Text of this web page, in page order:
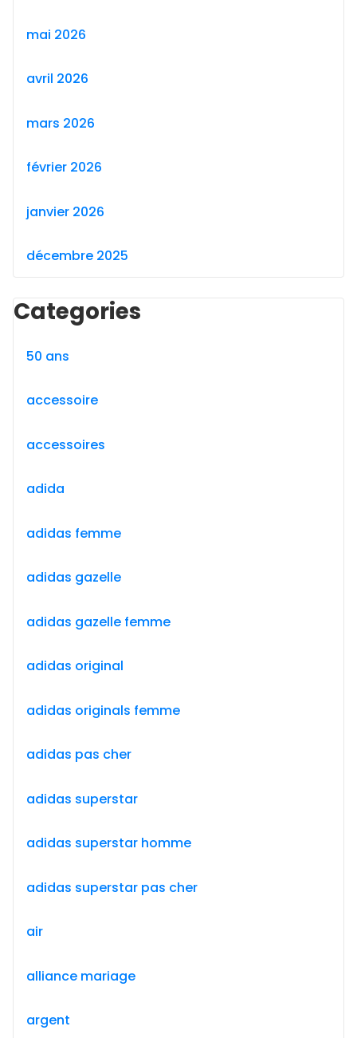
mai 2026
avril 2026
mars 2026
février 2026
janvier 2026
décembre 2025
Categories
50 ans
accessoire
accessoires
adida
adidas femme
adidas gazelle
adidas gazelle femme
adidas original
adidas originals femme
adidas pas cher
adidas superstar
adidas superstar homme
adidas superstar pas cher
air
alliance mariage
argent